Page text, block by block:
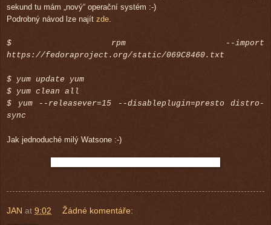
sekund tu mám „nový“ operační systém :-)
Podrobný návod lze najít zde
$ rpm --import
https://fedoraproject.org/static/069C8460.txt
$ yum update yum
$ yum clean all
$ yum --releasever=15 --disableplugin=presto distro-
sync
Jak jednoduché milý Watsone :-)
JAN at 9:02 Žádné komentáře: